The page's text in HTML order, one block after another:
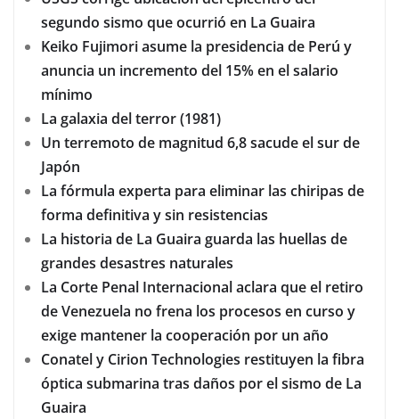
segundo sismo que ocurrió en La Guaira
Keiko Fujimori asume la presidencia de Perú y
anuncia un incremento del 15% en el salario
mínimo
La galaxia del terror (1981)
Un terremoto de magnitud 6,8 sacude el sur de
Japón
La fórmula experta para eliminar las chiripas de
forma definitiva y sin resistencias
La historia de La Guaira guarda las huellas de
grandes desastres naturales
La Corte Penal Internacional aclara que el retiro
de Venezuela no frena los procesos en curso y
exige mantener la cooperación por un año
Conatel y Cirion Technologies restituyen la fibra
óptica submarina tras daños por el sismo de La
Guaira